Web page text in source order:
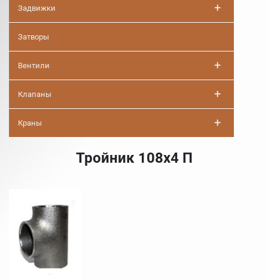
Задвижки +
Затворы
Вентили +
Клапаны +
Краны +
Тройник 108х4 П